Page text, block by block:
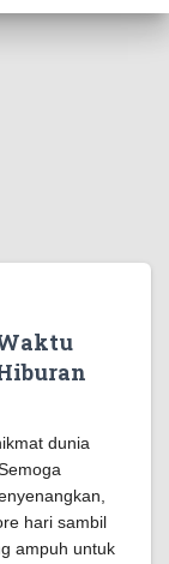
dunia
hari sambil
ampuh untuk